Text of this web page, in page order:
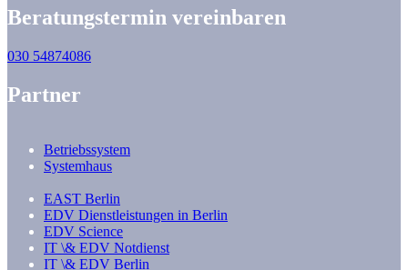
Beratungstermin vereinbaren
030 54874086
Partner
Betriebssystem
Systemhaus
EAST Berlin
EDV Dienstleistungen in Berlin
EDV Science
IT \& EDV Notdienst
IT \& EDV Berlin